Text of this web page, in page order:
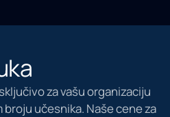
za vašu organizaciju
učesnika. Naše cene za